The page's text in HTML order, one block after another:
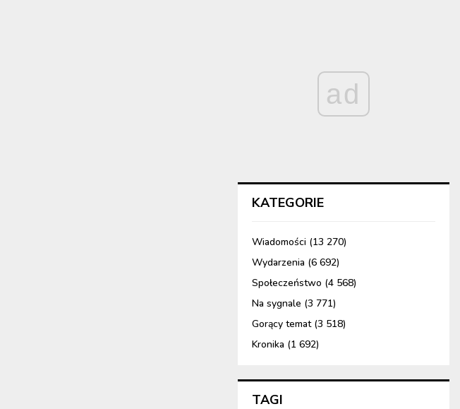
ad
KATEGORIE
Wiadomości (13 270)
Wydarzenia (6 692)
Społeczeństwo (4 568)
Na sygnale (3 771)
Gorący temat(3 518)
Kronika (1 692)
TAGI